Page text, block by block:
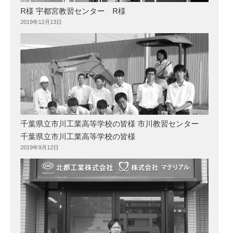
R様 宇都宮教習センター R様
2019年12月13日
千葉県立市川工業高等学校の皆様 市川教習センター
千葉県立市川工業高等学校の皆様
2019年9月12日